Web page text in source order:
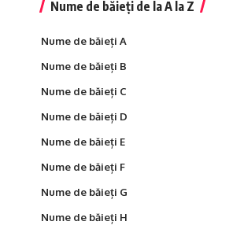
Nume de băieți de la A la Z
Nume de băieți A
Nume de băieți B
Nume de băieți C
Nume de băieți D
Nume de băieți E
Nume de băieți F
Nume de băieți G
Nume de băieți H